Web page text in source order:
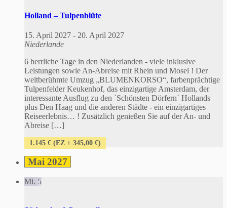
Holland – Tulpenblüte
15. April 2027 - 20. April 2027
Niederlande
6 herrliche Tage in den Niederlanden - viele inklusive
Leistungen sowie An-Abreise mit Rhein und Mosel ! Der
weltberühmte Umzug „BLUMENKORSO“, farbenprächtige
Tulpenfelder Keukenhof, das einzigartige Amsterdam, der
interessante Ausflug zu den `Schönsten Dörfern´ Hollands
plus Den Haag und die anderen Städte - ein einzigartiges
Reiseerlebnis… ! Zusätzlich genießen Sie auf der An- und
Abreise […]
1.145 € (EZ + 345,00 €)
Mai 2027
Mi. 5